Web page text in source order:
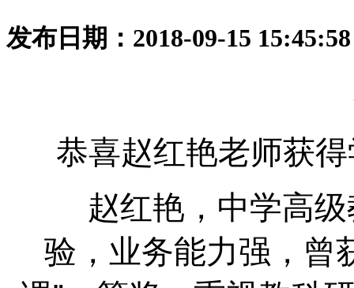
发布日期：2018-09-15
恭喜赵红艳老师获
赵红艳，中学高级
验，业务能力强，曾